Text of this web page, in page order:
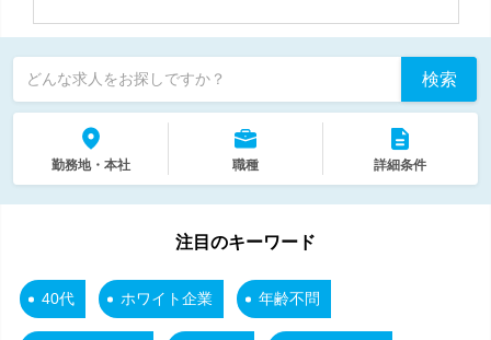
どんな求人をお探しですか？ 検索
勤務地・本社 職種 詳細条件
注目のキーワード
40代 ホワイト企業 年齢不問